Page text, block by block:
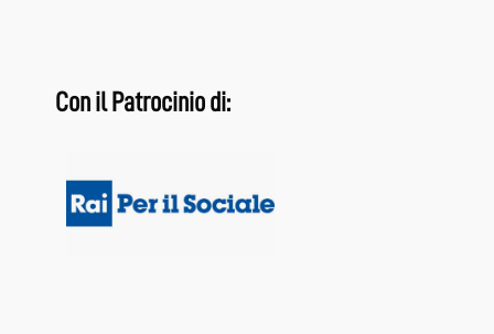
Con il Patrocinio di: